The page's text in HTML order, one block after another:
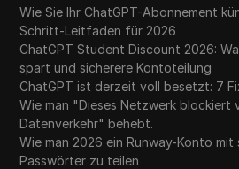
Wie Sie Ihr ChatGPT-Abonnement
Schritt-Leitfaden für 2026
ChatGPT Student Discount 2026:
spart und sicherere Kontoteilung
ChatGPT ist derzeit voll besetzt: 7
Wie man "Dieses Netzwerk blockiert
Datenverkehr" behebt.
Wie man 2026 ein Runway-Konto
Passwörter zu teilen